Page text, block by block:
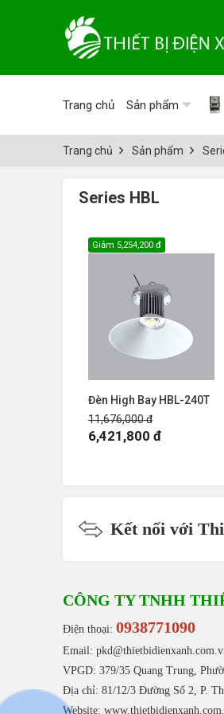
Trang chủ Sản phẩm
Trang chủ Sản phẩm
Series HBL
Đèn High Bay HBL-240T
11,676,000 đ
Giảm 5,254,200 đ
6,421,800 đ
Kết nối với
CÔNG TY TNHH
Điện thoại: 0938771090
Email:
VPGD: 379/35 Quang Trung,
Địa chỉ: 81/12/3 Đường Số 2, P.
Website: